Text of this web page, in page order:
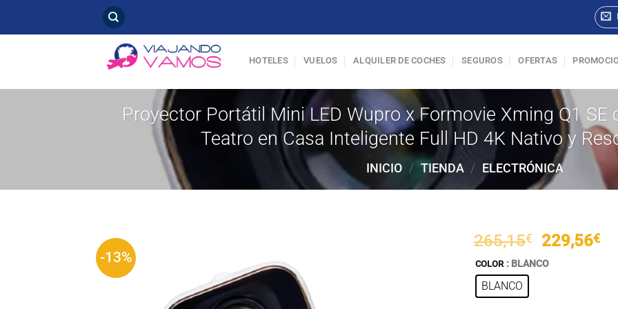
HOTELES VUELOS ALQUILER DE COCHES SEGUROS OFERTAS
Proyector Portátil Mini LED Wupro x Formovie Xming Q1 SE
Teatro en Casa Inteligente Full HD 4K Nativo y
INICIO / TIENDA / ELECTRÓNICA
-13%
265,15€
El
precio
original
229,56€El
COLOR : BLANCO
BLANCO